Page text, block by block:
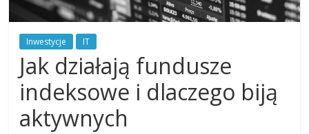
Inwestycje IT
Jak działają fundusze
indeksowe i dlaczego biją
aktywnych